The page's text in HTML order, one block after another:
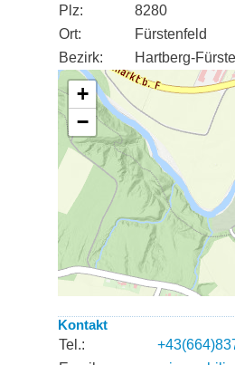
Plz:
8280
Ort:
Fürstenfeld
Bezirk:
Hartberg-
Kontakt
Tel.: